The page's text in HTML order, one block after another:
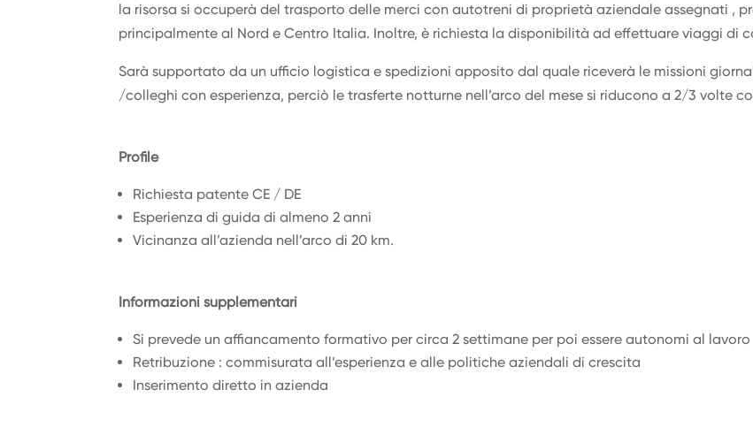
la risorsa si occuperà del trasporto delle merci con autotreni di proprietà aziendale assegnati ,
principalmente al Nord e Centro Italia. Inoltre, è richiesta la disponibilità ad effettuare viaggi di
Sarà supportato da un ufficio logistica e spedizioni apposito dal quale riceverà le missioni
/colleghi con esperienza, perciò le trasferte notturne nell’arco del mese si riducono a 2/3 volte
Profile
Richiesta patente CE / DE
Esperienza di guida di almeno 2 anni
Vicinanza all’azienda nell’arco di 20 km.
Informazioni supplementari
Si prevede un affiancamento formativo per circa 2 settimane per poi essere autonomi al lavoro
Retribuzione : commisurata all’esperienza e alle politiche aziendali di crescita
Inserimento diretto in azienda